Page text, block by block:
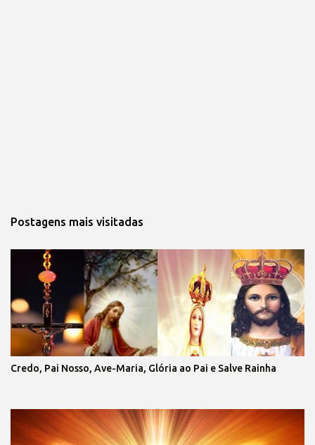
Postagens mais visitadas
Credo, Pai Nosso, Ave-Maria, Glória ao Pai e Salve Rainha